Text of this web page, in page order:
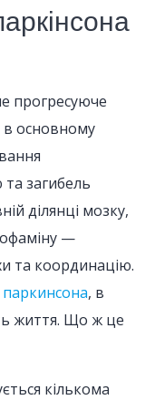
прогресуюче
в основному
загибель
ділянці мозку,
—
та координацію.
, в
життя. Що ж це
кількома